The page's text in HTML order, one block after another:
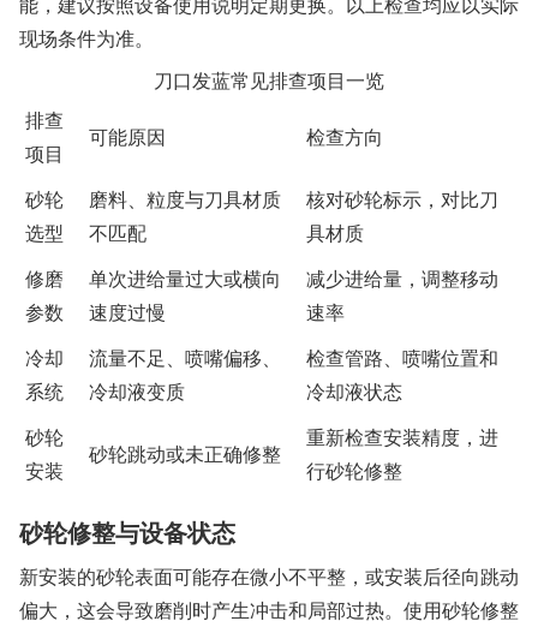
能，建议按照设备使用说明定期更换。以上检查均应以实际
现场条件为准。
刀口发蓝常见排查项目一览
排查
项目
可能原因 检查方向
砂轮
选型
磨料、粒度与刀具材质
不匹配
核对砂轮标示，对比刀
具材质
修磨
参数
单次进给量过大或横向
速度过慢
减少进给量，调整移动
速率
冷却
系统
流量不足、喷嘴偏移、
冷却液变质
检查管路、喷嘴位置和
冷却液状态
砂轮
安装
砂轮跳动或未正确修整
重新检查安装精度，进
行砂轮修整
砂轮修整与设备状态
新安装的砂轮表面可能存在微小不平整，或安装后径向跳动
偏大，这会导致磨削时产生冲击和局部过热。使用砂轮修整